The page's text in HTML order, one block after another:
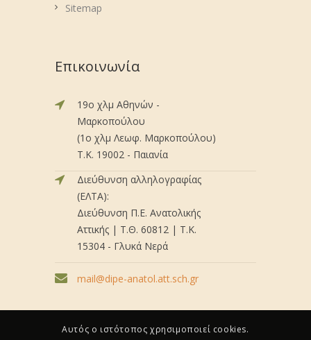
Sitemap
Επικοινωνία
19ο χλμ Αθηνών -
Μαρκοπούλου
(1ο χλμ Λεωφ. Μαρκοπούλου)
Τ.Κ. 19002 - Παιανία
Διεύθυνση αλληλογραφίας
(ΕΛΤΑ):
Διεύθυνση Π.Ε. Ανατολικής
Αττικής | Τ.Θ. 60812 | Τ.Κ.
15304 - Γλυκά Νερά
mail@dipe-anatol.att.sch.gr
Αυτός ο ιστότοπος χρησιμοποιεί cookies.